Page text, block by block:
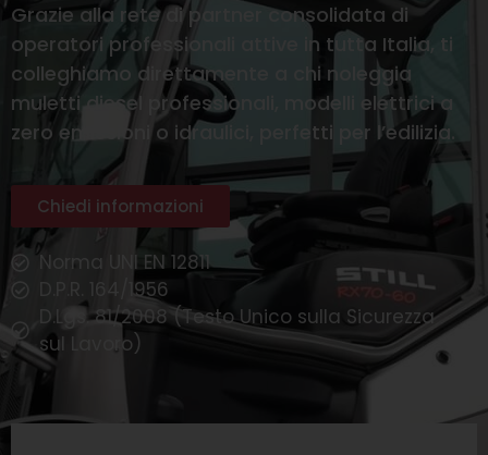
Grazie alla rete di partner consolidata di
operatori professionali attive in tutta Italia, ti
colleghiamo direttamente a chi noleggia
muletti diesel professionali, modelli elettrici a
zero emissioni o idraulici, perfetti per l’edilizia.
Chiedi informazioni
Norma UNI EN 12811
D.P.R. 164/1956
D.Lgs. 81/2008 (Testo Unico sulla Sicurezza
sul Lavoro)